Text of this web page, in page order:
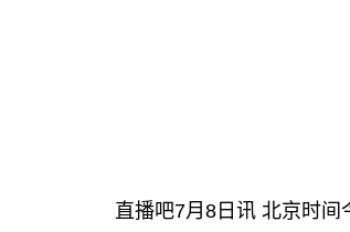
直播吧7月8日讯 北京时